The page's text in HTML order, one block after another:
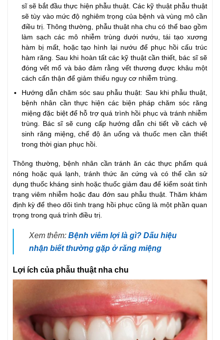
sĩ sẽ bắt đầu thực hiện phẫu thuật. Các kỹ thuật phẫu thuật
sẽ tùy vào mức độ nghiêm trọng của bệnh và vùng mô cần
điều trị. Thông thường, phẫu thuật nha chu có thể bao gồm
làm sạch các mô nhiễm trùng dưới nướu, tái tạo xương
hàm bị mất, hoặc tạo hình lại nướu để phục hồi cấu trúc
hàm răng. Sau khi hoàn tất các kỹ thuật cần thiết, bác sĩ sẽ
đóng vết mổ và bảo đảm rằng vết thương được khâu một
cách cẩn thận để giảm thiểu nguy cơ nhiễm trùng.
Hướng dẫn chăm sóc sau phẫu thuật: Sau khi phẫu thuật,
bệnh nhân cần thực hiện các biện pháp chăm sóc răng
miệng đặc biệt để hỗ trợ quá trình hồi phục và tránh nhiễm
trùng. Bác sĩ sẽ cung cấp hướng dẫn chi tiết về cách vệ
sinh răng miệng, chế độ ăn uống và thuốc men cần thiết
trong thời gian phục hồi.
Thông thường, bệnh nhân cần tránh ăn các thực phẩm quá
nóng hoặc quá lạnh, tránh thức ăn cứng và có thể cần sử
dụng thuốc kháng sinh hoặc thuốc giảm đau để kiểm soát tình
trạng viêm nhiễm hoặc đau đớn sau phẫu thuật. Thăm khám
định kỳ để theo dõi tình trạng hồi phục cũng là một phần quan
trọng trong quá trình điều trị.
Xem thêm: Bệnh viêm lợi là gì? Dấu hiệu
nhận biết thường gặp ở răng miệng
Lợi ích của phẫu thuật nha chu